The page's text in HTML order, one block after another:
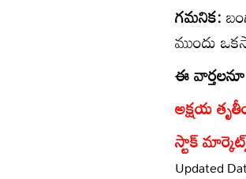
గమనిక:
ముందు
ఈ
అక్షయ
స్టాక్
Updated